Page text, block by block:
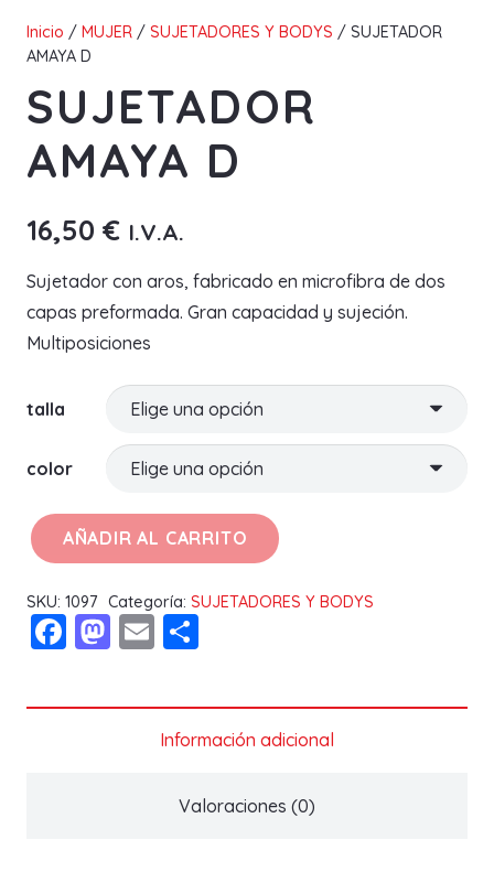
Inicio / MUJER / SUJETADORES Y BODYS / SUJETADOR
AMAYA D
SUJETADOR
AMAYA D
16,50 € I.V.A.
Sujetador con aros, fabricado en microfibra de dos
capas preformada. Gran capacidad y sujeción.
Multiposiciones
talla
color
SUJETADOR
D
cantidad
AÑADIR AL CARRITO
SKU: 1097 Categoría: SUJETADORES Y BODYS
Facebook
Mastodon
Email
Información adicional
Valoraciones (0)